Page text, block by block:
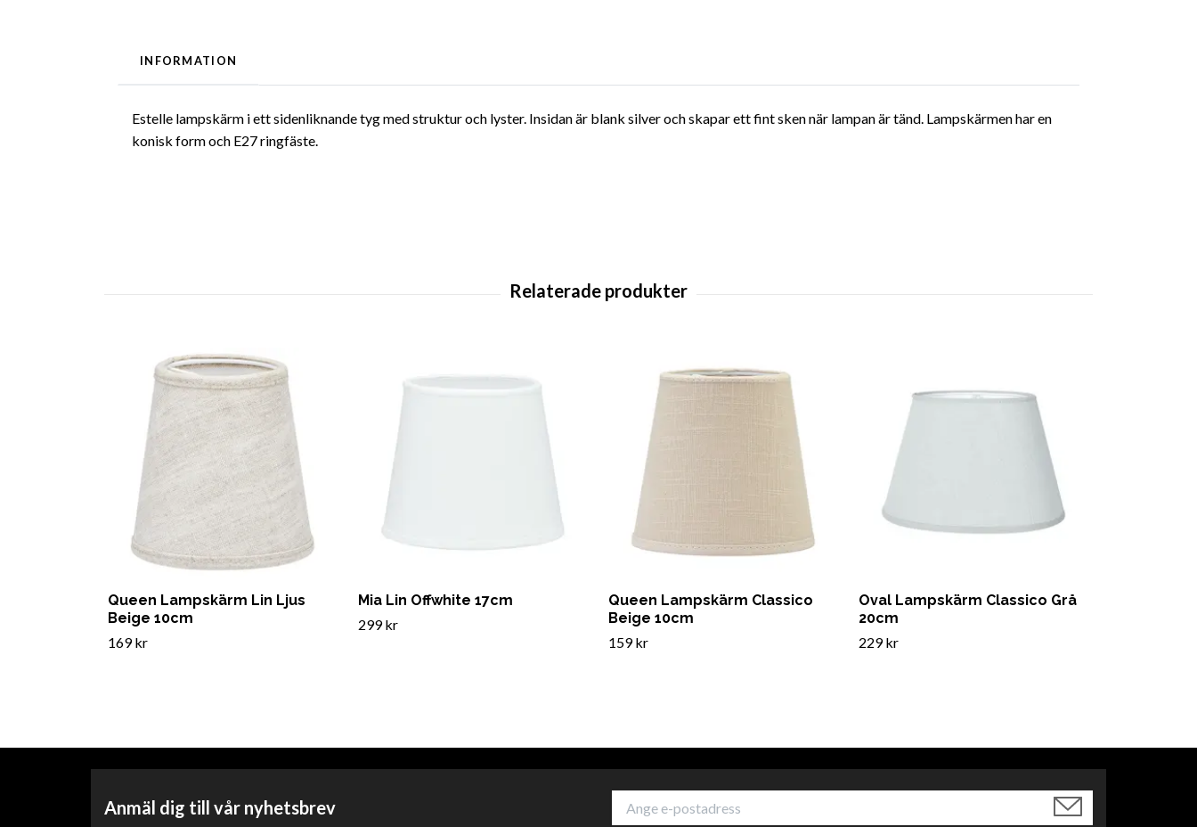
INFORMATION
Estelle lampskärm i ett sidenliknande tyg med struktur och lyster. Insidan är blank silver och skapar ett fint sken när lampan är tänd. Lampskärmen har en
konisk form och E27 ringfäste.
Queen Lampskärm Lin Ljus
Beige 10cm
169 kr
Mia Lin Offwhite 17cm
299 kr
Queen Lampskärm Classico
Beige 10cm
159 kr
Oval Lampskärm Classico Grå
20cm
229 kr
Anmäl dig till vår nyhetsbrev